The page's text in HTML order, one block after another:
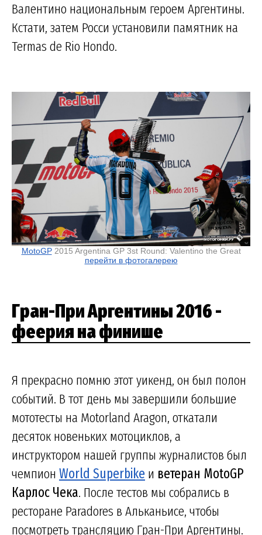
Валентино национальным героем Аргентины.
Кстати, затем Росси установили памятник на
Termas de Rio Hondo.
MotoGP2015 Argentina GP 3st Round: Valentino the Great
перейти в фотогалерею
Гран-При Аргентины 2016 -
феерия на финише
Я прекрасно помню этот уикенд, он был полон
событий. В тот день мы завершили большие
мототесты на Motorland Aragon, откатали
десяток новеньких мотоциклов, а
инструктором нашей группы журналистов был
чемпион World Superbike и ветеран MotoGP
Карлос Чека. После тестов мы собрались в
ресторане Paradores в Альканьисе, чтобы
посмотреть трансляцию Гран-При Аргентины.